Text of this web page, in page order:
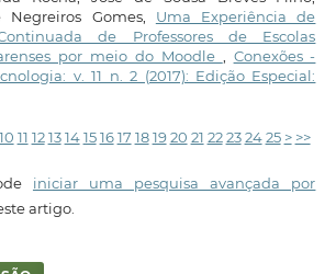
Negreiros Gomes, Uma Experiência de
de Professores de Escolas
por meio do Moodle
Conexões -
v. 11 n. 2 (2017): Edição Especial:
10 11 12 13 14 15 16 17 18 19 20 21 22 23 24 25 > >>
iniciar uma pesquisa avançada por
artigo.